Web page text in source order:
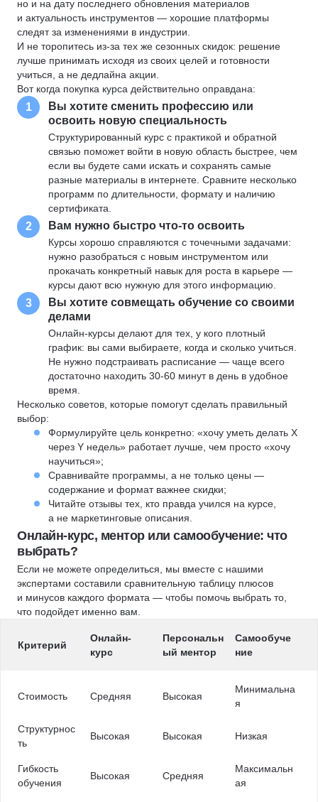
но и на дату последнего обновления материалов
и актуальность инструментов — хорошие платформы
следят за изменениями в индустрии.
И не торопитесь из-за тех же сезонных скидок: решение
лучше принимать исходя из своих целей и готовности
учиться, а не дедлайна акции.
Вот когда покупка курса действительно оправдана:
1
Вы хотите сменить профессию или
освоить новую специальность
Структурированный курс с практикой и обратной
связью поможет войти в новую область быстрее, чем
если вы будете сами искать и сохранять самые
разные материалы в интернете. Сравните несколько
программ по длительности, формату и наличию
сертификата.
2 Вам нужно быстро что-то освоить
Курсы хорошо справляются с точечными задачами:
нужно разобраться с новым инструментом или
прокачать конкретный навык для роста в карьере —
курсы дают всю нужную для этого информацию.
3
Вы хотите совмещать обучение со своими
делами
Онлайн-курсы делают для тех, у кого плотный
график: вы сами выбираете, когда и сколько учиться.
Не нужно подстраивать расписание — чаще всего
достаточно находить 30-60 минут в день в удобное
время.
Несколько советов, которые помогут сделать правильный
выбор:
Формулируйте цель конкретно: «хочу уметь делать X
через Y недель» работает лучше, чем просто «хочу
научиться»;
Сравнивайте программы, а не только цены —
содержание и формат важнее скидки;
Читайте отзывы тех, кто правда учился на курсе,
а не маркетинговые описания.
Онлайн-курс, ментор или самообучение: что
выбрать?
Если не можете определиться, мы вместе с нашими
экспертами составили сравнительную таблицу плюсов
и минусов каждого формата — чтобы помочь выбрать то,
что подойдет именно вам.
Критерий
Онлайн-
курс
Персональн
ый ментор
Самообуче
ние
Стоимость Средняя Высокая
Минимальна
я
Структурнос
ть
Высокая Высокая Низкая
Гибкость
обучения
Высокая Средняя
Максимальн
ая